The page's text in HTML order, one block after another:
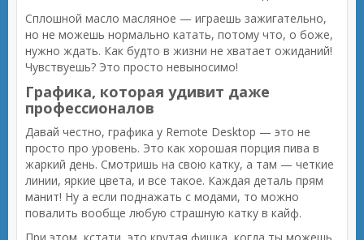
Сплошной масло масляное — играешь зажигательно,
но не можешь нормально катать, потому что, о боже,
нужно ждать. Как будто в жизни не хватает ожиданий!
Чувствуешь? Это просто невыносимо!
Графика, которая удивит даже
профессионалов
Давай честно, графика у Remote Desktop — это не
просто про уровень. Это как хорошая порция пива в
жаркий день. Смотришь на свою катку, а там — четкие
линии, яркие цвета, и все такое. Каждая деталь прям
манит! Ну а если поднажать с модами, то можно
повалить вообще любую страшную катку в кайф.